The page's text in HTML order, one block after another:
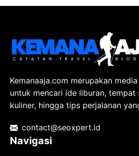
Kemanaaja.com merupakan
untuk mencari ide liburan, tempat
kuliner, hingga tips perjalanan
contact@seoxpert.id
Navigasi